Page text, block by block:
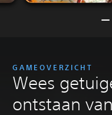
GAMEOVERZICHT
Wees
ontstaan